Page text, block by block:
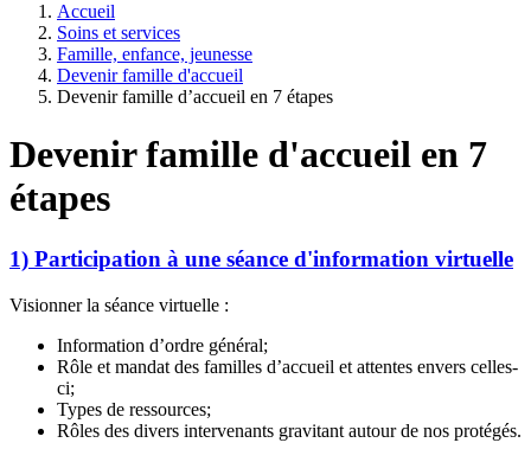
Accueil
Soins et services
Famille, enfance, jeunesse
Devenir famille d'accueil
Devenir famille d’accueil en 7 étapes
Devenir famille d'accueil en 7
étapes
1) Participation à une séance d'information virtuelle
Visionner la séance virtuelle :
Information d’ordre général;
Rôle et mandat des familles d’accueil et attentes envers celles-
ci;
Types de ressources;
Rôles des divers intervenants gravitant autour de nos protégés.